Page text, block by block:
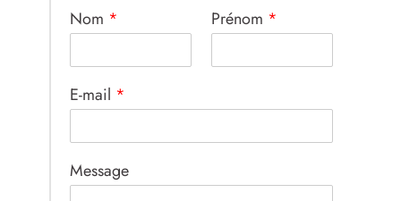
Nom * Prénom *
E-mail *
Message